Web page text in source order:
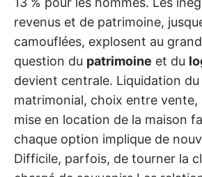
revenus et de patrimoine,
camouflées, explosent au
question du patrimoine et du
devient centrale. Liquidation
matrimonial, choix entre vente,
mise en location de la maison
chaque option implique de
Difficile, parfois, de tourner la